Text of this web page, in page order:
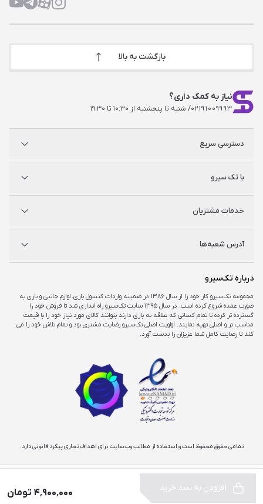
افزودن به سبد خرید ۴٬۹۰۰٬۰۰۰ تومان
نیاز به کمک داری؟
۰۲۱۹۱۰۰۹۹۹۳/ شنبه تا پنجشنبه از ۱۰:۳۰ تا ۱۹:۳۰
بازگشت به بالا
دسترسی سریع
ایکس‌باکس
شگفت سیرو
با تک سیرو
راه‌های ارتباطی
مجله خبری
خدمات مشتریان
راهنمای اکانت‌ها
شرایط و قوانین
آدرس شعبه‌ها
شعبه مرکزی
شعبه چارسو
تهران، خیابان جمهوری، تقاطع حافظ، پاساژ چارسو، طبقه منفی یک، پلاک A۴۸
شعبه اپال
درباره تک‌سیرو
مجموعه تک‌سیرو کار خود را از سال ۱۳۸۶ در ضمینه واردات کنسول بازی، لوازم جانبی و بازی به
صورت عمده شروع کرده است. در سال ۱۳۹۵ سایت تک‌سیرو راه اندازی شد تا فروش خود را
گسترده تر کرده تا تمام کسانی که علاقه به بازی دارند بتوانند کالای مورد نیاز خود را با قیمت
مناسب تر و اصلی تهیه نمایند. اولویت اصلی تک‌سیرو رضایت مشتری بود و تمام تلاش خود را می
کند تا رضایت کامل شما عزیزان را بدست آورد.
تمامی حقوق محفوظ است و استفاده از مطالب وب‌سایت برای اهداف تجاری پیگرد قانونی دارد.
فروشگاه دسته‌بندی پروفایل بیشتر